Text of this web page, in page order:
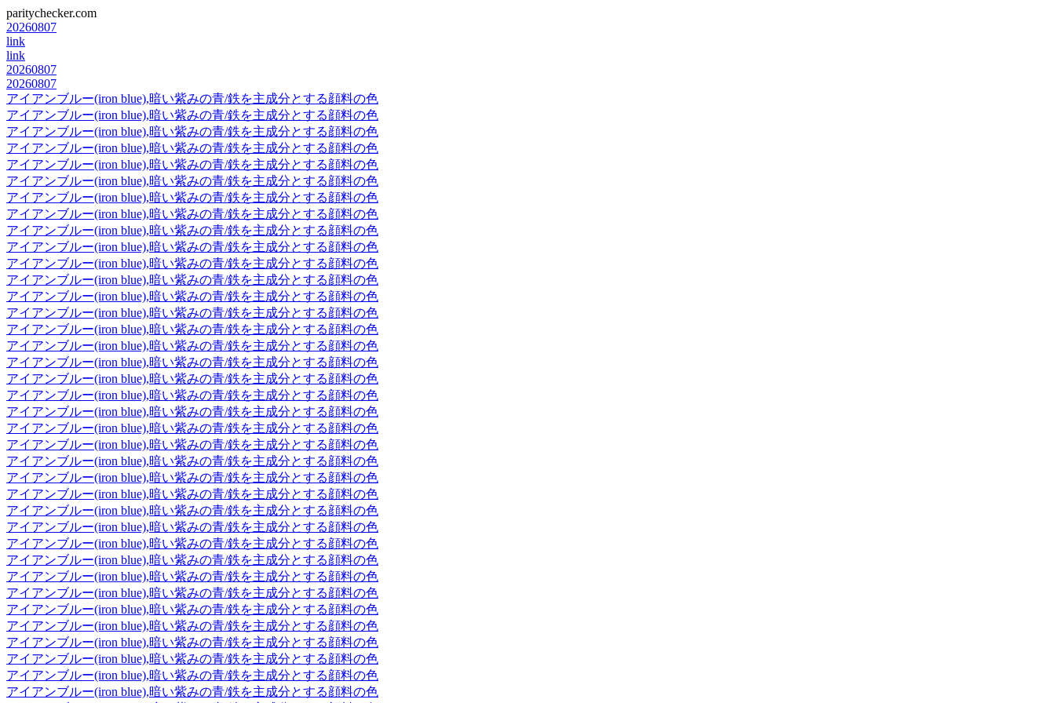
paritychecker.com
20260807
link
link
20260807
20260807
アイアンブルー(iron blue),暗い紫みの青/鉄を主成分とする顔料の色
アイアンブルー(iron blue),暗い紫みの青/鉄を主成分とする顔料の色
アイアンブルー(iron blue),暗い紫みの青/鉄を主成分とする顔料の色
アイアンブルー(iron blue),暗い紫みの青/鉄を主成分とする顔料の色
アイアンブルー(iron blue),暗い紫みの青/鉄を主成分とする顔料の色
アイアンブルー(iron blue),暗い紫みの青/鉄を主成分とする顔料の色
アイアンブルー(iron blue),暗い紫みの青/鉄を主成分とする顔料の色
アイアンブルー(iron blue),暗い紫みの青/鉄を主成分とする顔料の色
アイアンブルー(iron blue),暗い紫みの青/鉄を主成分とする顔料の色
アイアンブルー(iron blue),暗い紫みの青/鉄を主成分とする顔料の色
アイアンブルー(iron blue),暗い紫みの青/鉄を主成分とする顔料の色
アイアンブルー(iron blue),暗い紫みの青/鉄を主成分とする顔料の色
アイアンブルー(iron blue),暗い紫みの青/鉄を主成分とする顔料の色
アイアンブルー(iron blue),暗い紫みの青/鉄を主成分とする顔料の色
アイアンブルー(iron blue),暗い紫みの青/鉄を主成分とする顔料の色
アイアンブルー(iron blue),暗い紫みの青/鉄を主成分とする顔料の色
アイアンブルー(iron blue),暗い紫みの青/鉄を主成分とする顔料の色
アイアンブルー(iron blue),暗い紫みの青/鉄を主成分とする顔料の色
アイアンブルー(iron blue),暗い紫みの青/鉄を主成分とする顔料の色
アイアンブルー(iron blue),暗い紫みの青/鉄を主成分とする顔料の色
アイアンブルー(iron blue),暗い紫みの青/鉄を主成分とする顔料の色
アイアンブルー(iron blue),暗い紫みの青/鉄を主成分とする顔料の色
アイアンブルー(iron blue),暗い紫みの青/鉄を主成分とする顔料の色
アイアンブルー(iron blue),暗い紫みの青/鉄を主成分とする顔料の色
アイアンブルー(iron blue),暗い紫みの青/鉄を主成分とする顔料の色
アイアンブルー(iron blue),暗い紫みの青/鉄を主成分とする顔料の色
アイアンブルー(iron blue),暗い紫みの青/鉄を主成分とする顔料の色
アイアンブルー(iron blue),暗い紫みの青/鉄を主成分とする顔料の色
アイアンブルー(iron blue),暗い紫みの青/鉄を主成分とする顔料の色
アイアンブルー(iron blue),暗い紫みの青/鉄を主成分とする顔料の色
アイアンブルー(iron blue),暗い紫みの青/鉄を主成分とする顔料の色
アイアンブルー(iron blue),暗い紫みの青/鉄を主成分とする顔料の色
アイアンブルー(iron blue),暗い紫みの青/鉄を主成分とする顔料の色
アイアンブルー(iron blue),暗い紫みの青/鉄を主成分とする顔料の色
アイアンブルー(iron blue),暗い紫みの青/鉄を主成分とする顔料の色
アイアンブルー(iron blue),暗い紫みの青/鉄を主成分とする顔料の色
アイアンブルー(iron blue),暗い紫みの青/鉄を主成分とする顔料の色